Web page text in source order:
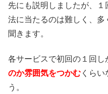
先にも説明しましたが、
法に当たるのは難しく、多
聞きます。
各サービスで初回の１回し
のか雰囲気をつかむ くら
う。